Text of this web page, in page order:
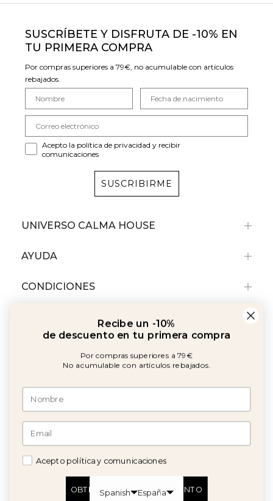
SUSCRÍBETE Y DISFRUTA DE -10% EN
TU PRIMERA COMPRA
Por compras superiores a 79€, no acumulable con artículos
rebajados.
Acepto la política de privacidad y recibir
comunicaciones
SUSCRIBIRME
UNIVERSO CALMA HOUSE
AYUDA
CONDICIONES
©2026 Copyright Calma House Todos los derechos reservados
Spanish España
Recibe un -10%
de descuento en tu primera compra
Por compras superiores a 79€
No acumulable con artículos rebajados.
Acepto política y comunicaciones
OBTÉN UN -10% DE DESCUENTO